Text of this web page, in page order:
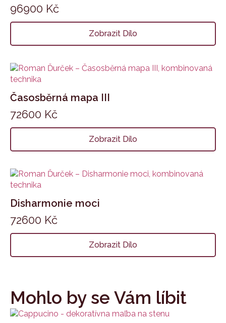
96900 Kč
Zobrazit Dílo
Časosběrná mapa III
72600 Kč
Zobrazit Dílo
Disharmonie moci
72600 Kč
Zobrazit Dílo
Mohlo by se Vám líbit